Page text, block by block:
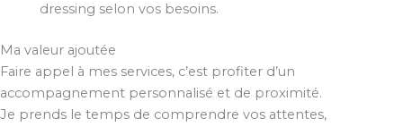
dressing selon vos besoins.
Ma valeur ajoutée
Faire appel à mes services, c’est profiter d’un
accompagnement personnalisé et de proximité.
Je prends le temps de comprendre vos attentes,